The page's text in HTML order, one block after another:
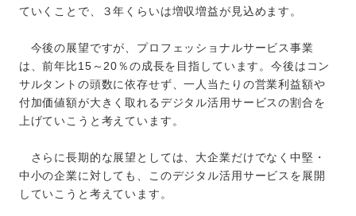
ていくことで、３年くらいは増収増益が見込めます。
今後の展望ですが、プロフェッショナルサービス事業
は、前年比15～20％の成長を目指しています。今後はコン
サルタントの頭数に依存せず、一人当たりの営業利益額や
付加価値額が大きく取れるデジタル活用サービスの割合を
上げていこうと考えています。
さらに長期的な展望としては、大企業だけでなく中堅・
中小の企業に対しても、このデジタル活用サービスを展開
していこうと考えています。